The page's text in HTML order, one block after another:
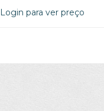
Login para ver preço